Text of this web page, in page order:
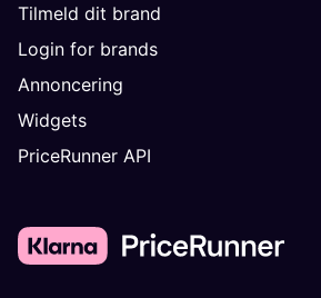
Tilmeld dit brand
Login for brands
Annoncering
Widgets
PriceRunner API